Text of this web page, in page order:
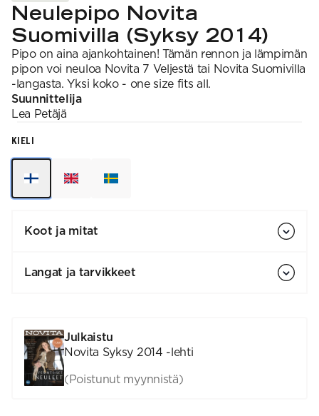
Neulepipo Novita
Suomivilla (Syksy 2014)
Pipo on aina ajankohtainen! Tämän rennon ja lämpimän
pipon voi neuloa Novita 7 Veljestä tai Novita Suomivilla
-langasta. Yksi koko - one size fits all.
Suunnittelija
Lea Petäjä
KIELI
Koot ja mitat
Langat ja tarvikkeet
Julkaistu
Novita Syksy 2014 -lehti
(Poistunut myynnistä)